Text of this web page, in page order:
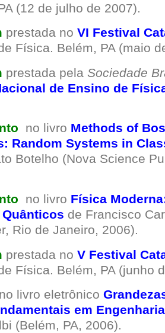
(12 de julho de 2007).
prestada no VI Festival
Física. Belém, PA (maio
prestada pela Sociedade
de Ensino de
no livro Methods of
Random Systems in
Botelho (Nova Science
no livro Física
de Francisco
Rio de Janeiro, 2006).
prestada no V Festival
Física. Belém, PA (junho
no livro eletrônico
em
(Belém, PA, 2006).